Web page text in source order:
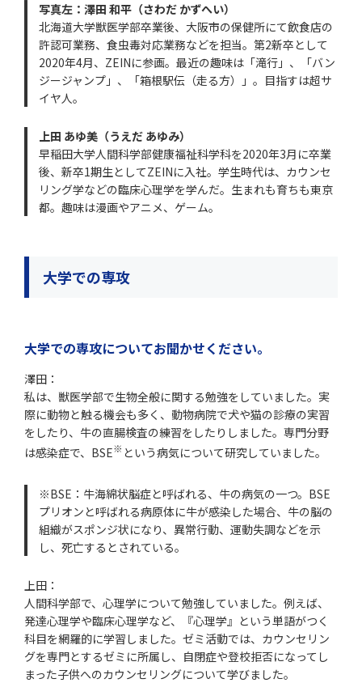
写真左：澤田 和平（さわだ かずへい）
北海道大学獣医学部卒業後、大阪市の保健所にて飲食店の
許認可業務、食虫毒対応業務などを担当。第2新卒として
2020年4月、ZEINに参画。最近の趣味は「滝行」、「バン
ジージャンプ」、「箱根駅伝（走る方）」。目指すは超サ
イヤ人。
上田 あゆ美（うえだ あゆみ）
早稲田大学人間科学部健康福祉科学科を2020年3月に卒業
後、新卒1期生としてZEINに入社。学生時代は、カウンセ
リング学などの臨床心理学を学んだ。生まれも育ちも東京
都。趣味は漫画やアニメ、ゲーム。
大学での専攻
大学での専攻についてお聞かせください。
澤田：
私は、獣医学部で生物全般に関する勉強をしていました。実
際に動物と触る機会も多く、動物病院で犬や猫の診療の実習
をしたり、牛の直腸検査の練習をしたりしました。専門分野
は感染症で、BSE※ という病気について研究していました。
※BSE：牛海綿状脳症と呼ばれる、牛の病気の一つ。BSE
プリオンと呼ばれる病原体に牛が感染した場合、牛の脳の
組織がスポンジ状になり、異常行動、運動失調などを示
し、死亡するとされている。
上田：
人間科学部で、心理学について勉強していました。例えば、
発達心理学や臨床心理学など、『心理学』という単語がつく
科目を網羅的に学習しました。ゼミ活動では、カウンセリン
グを専門とするゼミに所属し、自閉症や登校拒否になってし
まった子供へのカウンセリングについて学びました。